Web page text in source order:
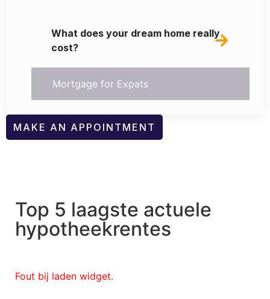
Mortgage for Expats
What does your dream home really
cost?
MAKE AN APPOINTMENT
Top 5 laagste actuele
hypotheekrentes
Fout bij laden widget.